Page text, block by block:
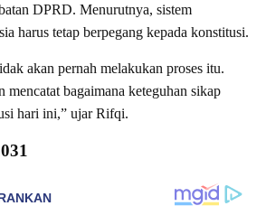
DPRD. Menurutnya, sistem
harus tetap berpegang kepada konstitusi.
akan pernah melakukan proses itu.
mencatat bagaimana keteguhan sikap
hari ini,” ujar Rifqi.